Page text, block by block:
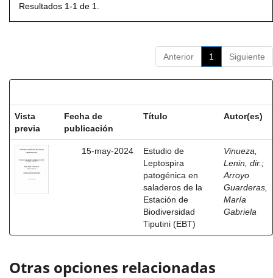
Resultados 1-1 de 1.
Anterior 1 Siguiente
Vista
previa
Fecha de
publicación
Título Autor(es)
15-may-2024
Estudio de
Leptospira
patogénica en
saladeros de la
Estación de
Biodiversidad
Tiputini (EBT)
Vinueza,
Lenin, dir. ;
Arroyo
Guarderas,
María
Gabriela
Otras opciones relacionadas